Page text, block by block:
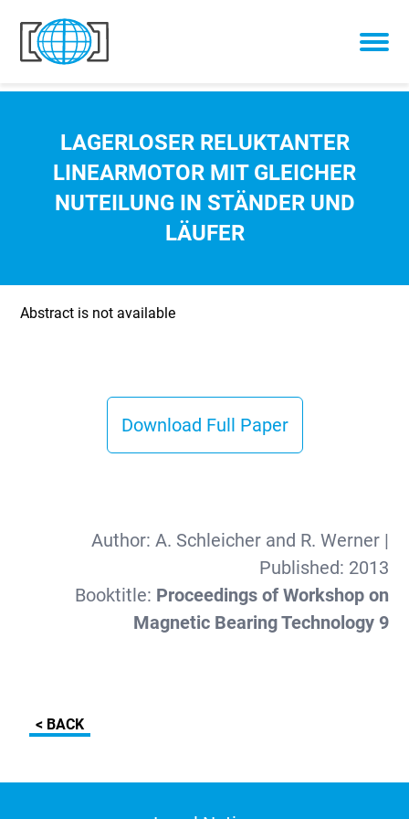
Skip to content
LAGERLOSER RELUKTANTER
LINEARMOTOR MIT GLEICHER
NUTEILUNG IN STÄNDER UND
LÄUFER
Abstract is not available
Download Full Paper
Author: A. Schleicher and R. Werner|
Published: 2013
Booktitle: Proceedings of Workshop on
Magnetic Bearing Technology 9
< BACK